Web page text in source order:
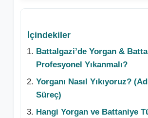
İçindekiler
Battalgazi’de Yorgan &
Profesyonel Yıkanmalı?
Yorganı Nasıl Yıkıyoruz?
Süreç)
Hangi Yorgan ve Battaniye